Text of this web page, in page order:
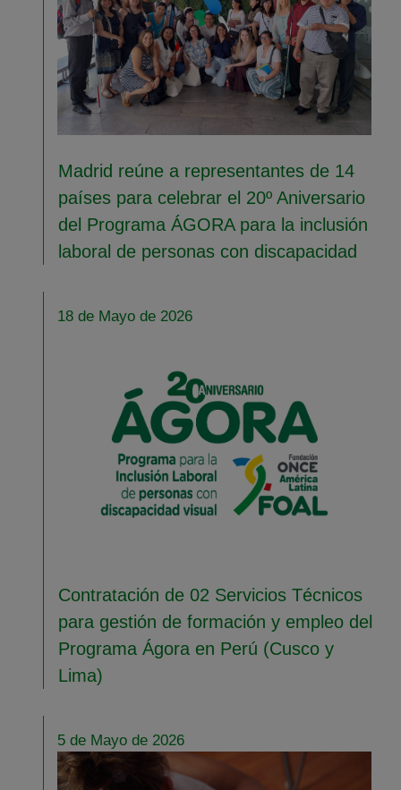
Madrid reúne a representantes de 14
países para celebrar el 20º Aniversario
del Programa ÁGORA para la inclusión
laboral de personas con discapacidad
18 de Mayo de 2026
Contratación de 02 Servicios Técnicos
para gestión de formación y empleo del
Programa Ágora en Perú (Cusco y
Lima)
5 de Mayo de 2026